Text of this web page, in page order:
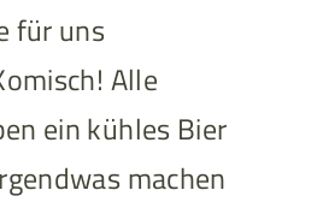
für uns
Alle
ein kühles Bier
machen